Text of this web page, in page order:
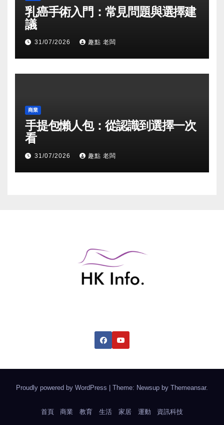
乳癌手術入門：常見問題與選擇建
議
31/07/2026 趣點 老闆
商業
手提包懶人包：從認識到選擇一次
看
31/07/2026 趣點 老闆
Proudly powered by WordPress Theme: Newsup by Themeansar.
首頁 商業 教育 生活 家居 運動 資訊科技